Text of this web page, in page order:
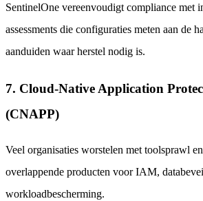
SentinelOne vereenvoudigt compliance met
assessments die configuraties meten aan de
aanduiden waar herstel nodig is.
7. Cloud-Native Application
(CNAPP)
Veel organisaties worstelen met toolsprawl
overlappende producten voor IAM,
workloadbescherming.